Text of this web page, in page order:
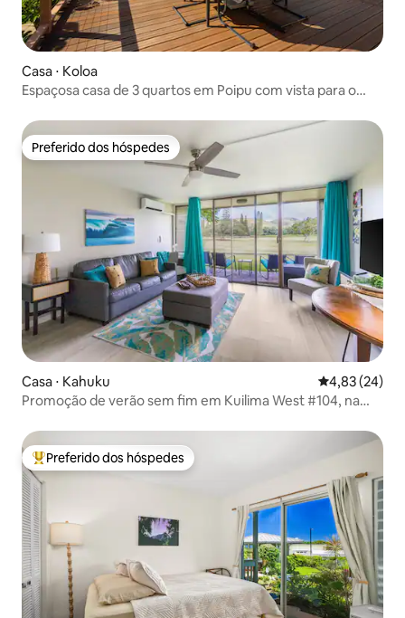
Casa ⋅ Koloa
Espaçosa casa de 3 quartos em Poipu com vista para o
Preferido dos hóspedes
Preferido dos hóspedes
Casa ⋅ Kahuku 4,83 de uma
4,83 (24)
Promoção de verão sem fim em Kuilima West #104, na
Entre os melhores preferidos dos hóspedes
Preferido dos hóspedes